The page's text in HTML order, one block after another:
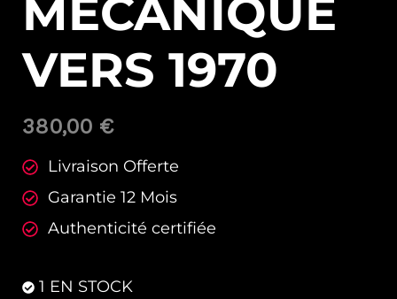
MÉCANIQUE
VERS 1970
380,00 €
Livraison Offerte
Garantie 12 Mois
Authenticité certifiée
1 EN STOCK